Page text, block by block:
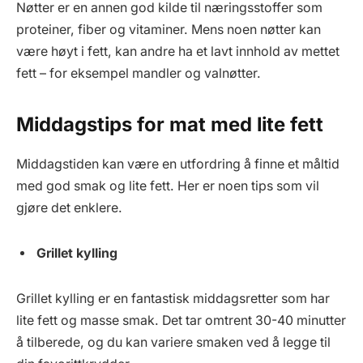
Nøtter er en annen god kilde til næringsstoffer som
proteiner, fiber og vitaminer. Mens noen nøtter kan
være høyt i fett, kan andre ha et lavt innhold av mettet
fett – for eksempel mandler og valnøtter.
Middagstips for mat med lite fett
Middagstiden kan være en utfordring å finne et måltid
med god smak og lite fett. Her er noen tips som vil
gjøre det enklere.
Grillet kylling
Grillet kylling er en fantastisk middagsretter som har
lite fett og masse smak. Det tar omtrent 30-40 minutter
å tilberede, og du kan variere smaken ved å legge til